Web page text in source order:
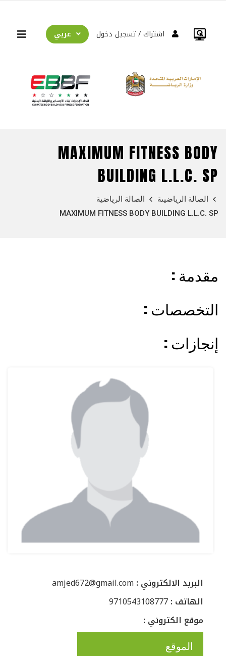
عربي تسجيل دخول اشتراك
MAXIMUM FITNESS BODY
BUILDING L.L.C. SP
الصالة الرياضية
الصالة الرياضيىة
MAXIMUM FITNESS BODY BUILDING L.L.C. SP
: مقدمة
: التخصصات
: إنجازات
amjed672@gmail.com : البريد الالكتروني
9710543108777 : الهاتف
: موقع الكتروني
الموقع